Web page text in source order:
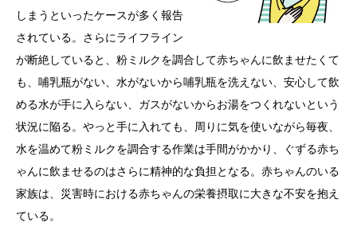
しまうといったケースが多く報告
されている。さらにライフライン
が断絶していると、粉ミルクを調合して赤ちゃんに飲ませたくて
も、哺乳瓶がない、水がないから哺乳瓶を洗えない、安心して飲
める水が手に入らない、ガスがないからお湯をつくれないという
状況に陥る。やっと手に入れても、周りに気を使いながら毎夜、
水を温めて粉ミルクを調合する作業は手間がかかり、ぐずる赤ち
ゃんに飲ませるのはさらに精神的な負担となる。赤ちゃんのいる
家族は、災害時における赤ちゃんの栄養摂取に大きな不安を抱え
ている。